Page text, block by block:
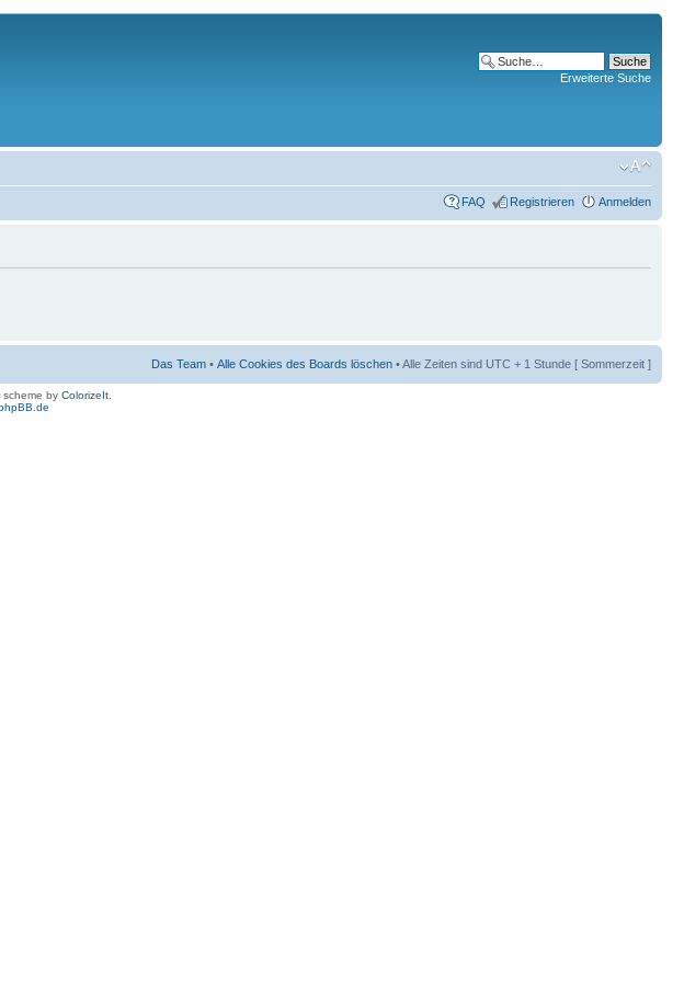
Erweiterte Suche
FAQ Registrieren Anmelden
Das Team • Alle Cookies des Boards löschen • Alle Zeiten sind UTC + 1 Stunde [ Sommerzeit ]
by ColorizeIt.